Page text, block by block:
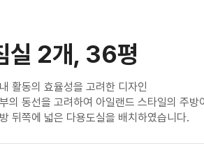
실 2개, 36평
활동의 효율성을 고려한 디자인
의 동선을 고려하여 아일랜드 스타일의 주방
뒤쪽에 넓은 다용도실을 배치하였습니다.